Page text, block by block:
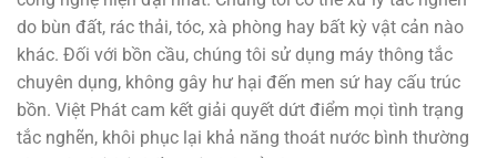
do bùn đất, rác thải, tóc, xà phòng hay bất kỳ vật cản nào
khác. Đối với bồn cầu, chúng tôi sử dụng máy thông tắc
chuyên dụng, không gây hư hại đến men sứ hay cấu trúc
bồn. Việt Phát cam kết giải quyết dứt điểm mọi tình trạng
tắc nghẽn, khôi phục lại khả năng thoát nước bình thường